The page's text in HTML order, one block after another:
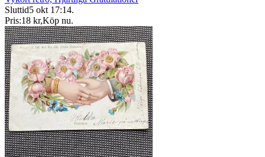
Sluttid5 okt 17:14.
Pris:18 kr,Köp nu.